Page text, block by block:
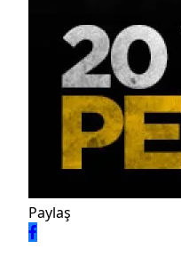
Paylaş